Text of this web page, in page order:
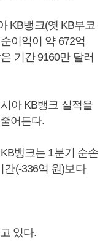
KB뱅크(옛 KB부코
이익이 약 672억
기간 9160만 달러
아 KB뱅크 실적을
어든다.
뱅크는 1분기 순손
간(-336억 원)보다
있다.